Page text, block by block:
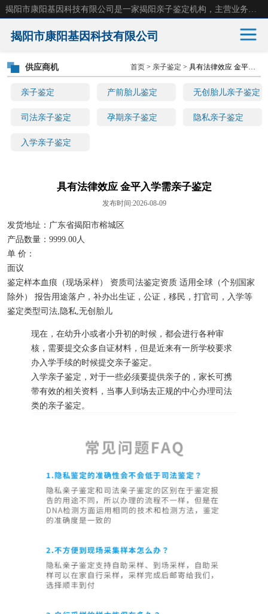
揭阳市康阳基因科技有限公司
亲子鉴定 产前胎儿鉴定 无创胎儿亲子鉴定
司法亲子鉴定 孕期亲子鉴定 隐私亲子鉴定
入学亲子鉴定
供应商机 首页 > 亲子鉴定 > 具有法律效应 金平入学需亲子鉴定
具有法律效应 金平入学需亲子鉴定
发布时间:2026-08-09
发货地址：广东省揭阳市榕城区
产品数量：9999.00人
单 价：
面议
鉴定样本血痕（现场采样） 资质司法鉴定资质 适用全球（个别国家
除外）
报告用途落户，补办出生证，公证，移民，打官司，入学等
鉴定类型司法,隐私,无创胎儿
现在，在幼升小或者小升初的时候，都会进行各种审
核，需要提交众多自证材料，但是近来有一所学校要求
办入学手续的时候提交亲子鉴定。
入学亲子鉴定，对于一些必须要提供亲子的，家长可携
带有效的相关资料，当事人到场去正规的中心办理司法
类的亲子鉴定。
亲子鉴定 产前胎儿鉴定
无创胎儿亲子鉴定 司法亲子鉴定
孕期亲子鉴定